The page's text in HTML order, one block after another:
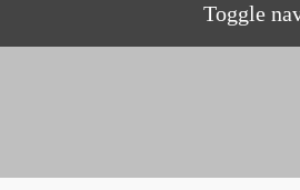
Toggle